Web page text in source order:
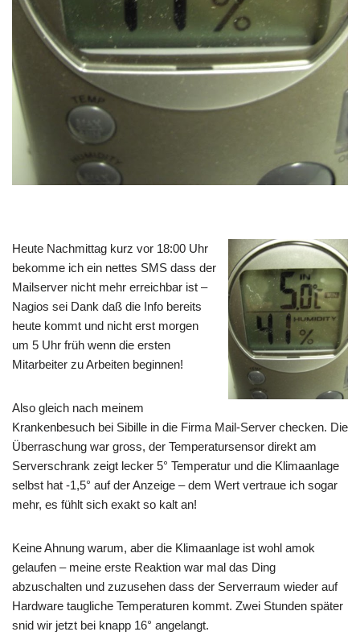
Heute Nachmittag kurz vor 18:00 Uhr
bekomme ich ein nettes SMS dass der
Mailserver nicht mehr erreichbar ist –
Nagios sei Dank daß die Info bereits
heute kommt und nicht erst morgen
um 5 Uhr früh wenn die ersten
Mitarbeiter zu Arbeiten beginnen!
Also gleich nach meinem
Krankenbesuch bei Sibille in die Firma Mail-Server checken. Die
Überraschung war gross, der Temperatursensor direkt am
Serverschrank zeigt lecker 5° Temperatur und die Klimaanlage
selbst hat -1,5° auf der Anzeige – dem Wert vertraue ich sogar
mehr, es fühlt sich exakt so kalt an!
Keine Ahnung warum, aber die Klimaanlage ist wohl amok
gelaufen – meine erste Reaktion war mal das Ding
abzuschalten und zuzusehen dass der Serverraum wieder auf
Hardware taugliche Temperaturen kommt. Zwei Stunden später
snid wir jetzt bei knapp 16° angelangt.